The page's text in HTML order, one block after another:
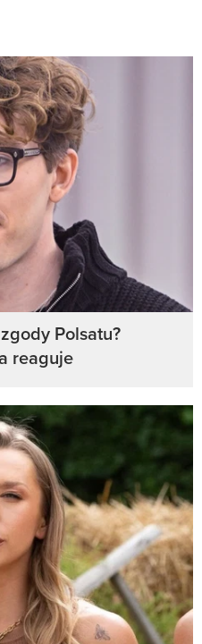
Polsatu?
reaguje